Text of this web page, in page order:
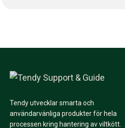
Tendy utvecklar smarta och
användarvänliga produkter för hela
processen kring hantering av viltkött.